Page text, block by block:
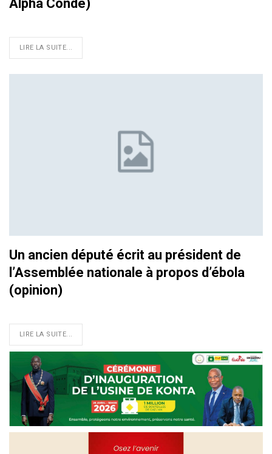
Alpha Condé)
LIRE LA SUITE...
Un ancien député écrit au président de
l’Assemblée nationale à propos d’ébola
(opinion)
LIRE LA SUITE...